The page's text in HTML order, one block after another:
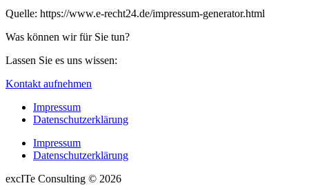
Quelle: https://www.e-recht24.de/impressum-generator.html
Was können wir für Sie tun?
Lassen Sie es uns wissen:
Kontakt aufnehmen
Impressum
Datenschutzerklärung
Impressum
Datenschutzerklärung
excITe Consulting © 2026